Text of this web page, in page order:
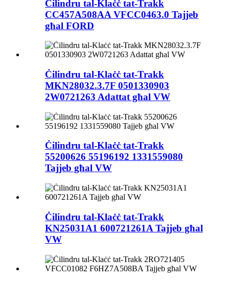
Ċilindru tal-Klaċċ tat-Trakk
CC457A508AA VFCC0463.0 Tajjeb
għal FORD
Ċilindru tal-Klaċċ tat-Trakk
MKN28032.3.7F 0501330903
2W0721263 Adattat għal VW
Ċilindru tal-Klaċċ tat-Trakk
55200626 55196192 1331559080
Tajjeb għal VW
Ċilindru tal-Klaċċ tat-Trakk
KN25031A1 600721261A Tajjeb għal
VW